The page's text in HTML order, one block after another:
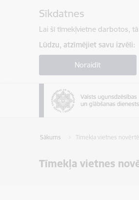
Sīkdatnes
Lai šī tīmekļvietne darbotos,
Lūdzu, atzīmējiet savu izvēli:
Noraidīt
Sākums Tīmekļa vietnes
Tīmekļa vietnes